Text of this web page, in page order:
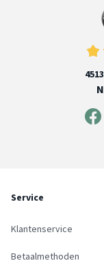
Service
Klantenservice
Betaalmethoden